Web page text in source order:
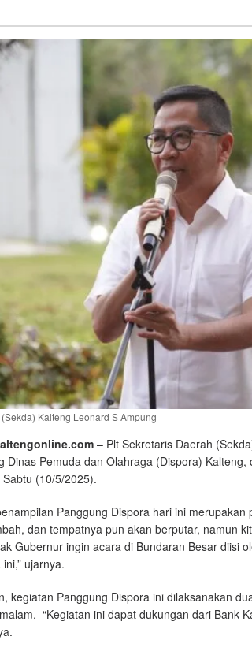
Kalteng Leonard S Ampung
– Plt Sekretaris Daerah
Dinas Pemuda dan Olahraga (Dispora)
(10/5/2025).
Panggung Dispora hari ini merupakan
dan tempatnya pun akan berputar, namun
Gubernur ingin acara di Bundaran Besar diisi
ujarnya.
kegiatan Panggung Dispora ini dilaksanakan
“Kegiatan ini dapat dukungan dari Bank